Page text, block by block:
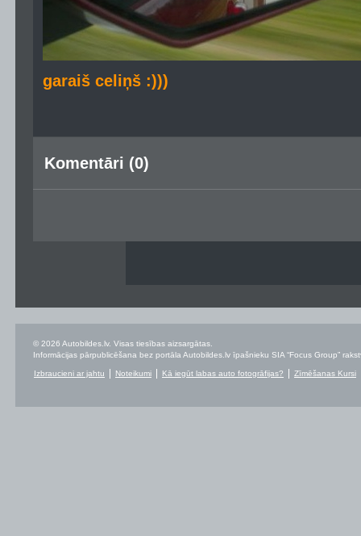
garaiš celiņš :)))
Komentāri (0)
© 2026 Autobildes.lv. Visas tiesības aizsargātas.
Informācijas pārpublicēšana bez portāla Autobildes.lv īpašnieku SIA “Focus Group”
Izbraucieni ar jahtu Noteikumi Kā iegūt labas auto fotogrāfijas? Zīmēšanas Kursi